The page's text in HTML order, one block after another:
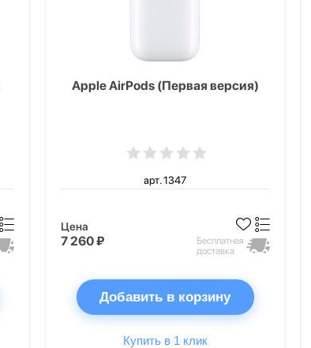
Apple AirPods (Первая версия)
арт. 1347
Цена
7 260 ₽
Бесплатная
доставка
Добавить в корзину
Купить в 1 клик